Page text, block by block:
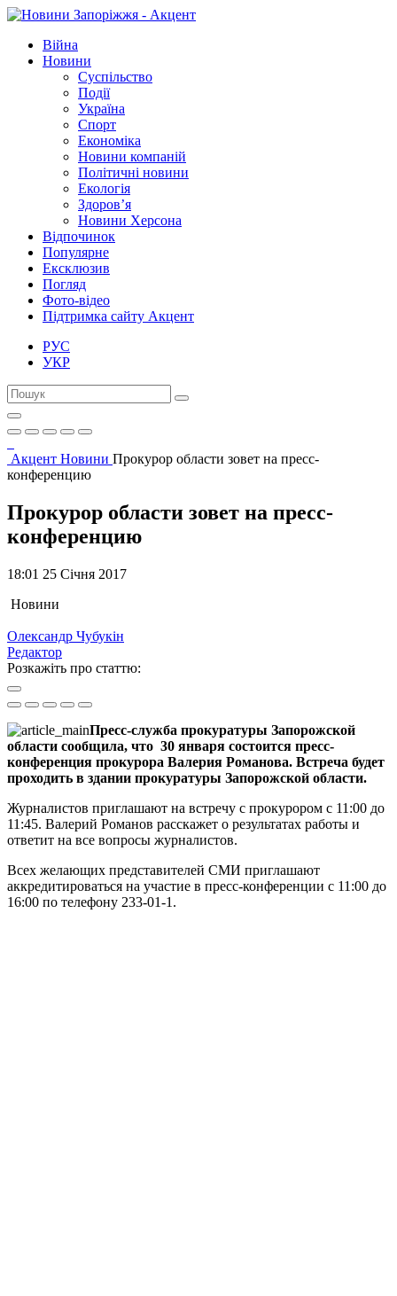
Війна
Новини
Суспільство
Події
Україна
Спорт
Економіка
Новини компаній
Політичні новини
Екологія
Здоров’я
Новини Херсона
Відпочинок
Популярне
Ексклюзив
Погляд
Фото-відео
Підтримка сайту Акцент
РУС
УКР
Акцент Новини Прокурор области зовет на пресс-
конференцию
Прокурор области зовет на пресс-
конференцию
18:01 25 Січня 2017
Новини
Олександр Чубукін
Редактор
Розкажіть про статтю:
Пресс-служба прокуратуры Запорожской
области сообщила, что 30 января состоится пресс-
конференция прокурора Валерия Романова. Встреча будет
проходить в здании прокуратуры Запорожской области.
Журналистов приглашают на встречу с прокурором с 11:00 до
11:45. Валерий Романов расскажет о результатах работы и
ответит на все вопросы журналистов.
Всех желающих представителей СМИ приглашают
аккредитироваться на участие в пресс-конференции с 11:00 до
16:00 по телефону 233-01-1.